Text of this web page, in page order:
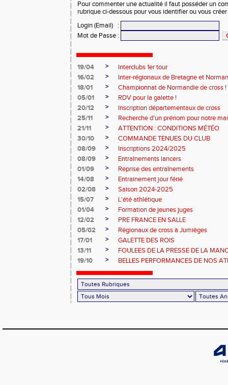
Pour commenter une actualité il faut posséder un
rubrique ci-dessous pour vous identifier ou vous
Login (Email)
:
Mot de Passe :
19/04 >
Interclubs 1er tour
16/02
>
Inter-régionaux de Bretagne et
18/01
>
Championnat de Normandie de cross !
05/01
>
RDV pour la galette !
20/12
>
Inscription départementaux de cross
25/11
>
Recherche d'un prénom pour notre
21/11
>
ATTENTION : CONDITIONS MÉTÉO
30/10
>
COMMANDE TENUES DU CLUB
08/09
>
Inscriptions 2024/2025
08/09
>
Entraînements lancers
01/09
>
Reprise des entraînements
14/08
>
Entrainement jour férié
02/08
>
Saison 2024-2025
15/07
>
L'été athlétique
01/04
>
Formation de jeunes juges
12/02
>
PRE FRANCE EN SALLE
05/02
>
Régionaux de cross à Jumièges
17/01
>
GALETTE DES ROIS
13/11
>
FOULEES DE LA PRESSE DE LA
19/10
> BELLES PERFORMANCES DE NOS